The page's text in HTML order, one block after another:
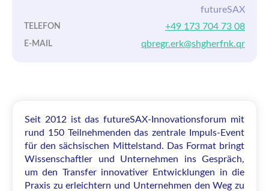
futureSAX
TELEFON +49 173 704 73 08
E-MAIL qbregr.erk@shgherfnk.qr
Seit 2012 ist das futureSAX-Innovationsforum mit
rund 150 Teilnehmenden das zentrale Impuls-Event
für den sächsischen Mittelstand. Das Format bringt
Wissenschaftler und Unternehmen ins Gespräch,
um den Transfer innovativer Entwicklungen in die
Praxis zu erleichtern und Unternehmen den Weg zu